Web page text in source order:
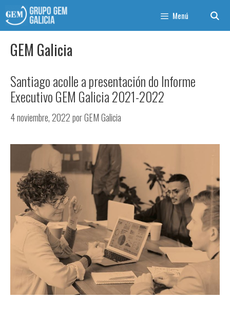
Menú
GEM Galicia
Santiago acolle a presentación do Informe
Executivo GEM Galicia 2021-2022
4 noviembre, 2022porGEM Galicia